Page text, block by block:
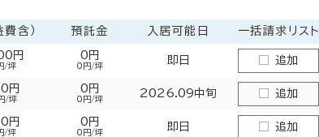
含） 預託金 入居可能日 一括請求リスト
円
/坪
0円
0円/坪 即日 追加
円
/坪
0円
0円/坪 2026.09中旬 追加
円
/坪
0円
0円/坪 即日 追加